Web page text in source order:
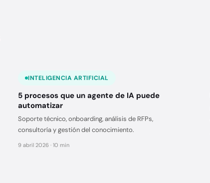
INTELIGENCIA ARTIFICIAL
5 procesos que un agente de IA puede
automatizar
Soporte técnico, onboarding, análisis de RFPs,
consultoría y gestión del conocimiento.
9 abril 2026 · 10 min